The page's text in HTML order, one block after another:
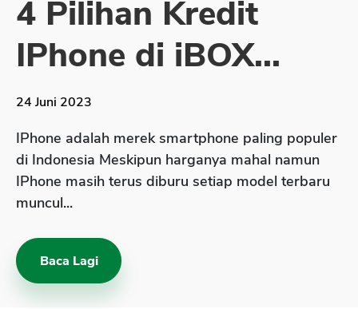
Sekuritas Saham
Bank Digital
Crypto
Assets Crypto
Exchange
Asuransi
Asuransi Jiwa
Asuransi Syariah
4 Pilihan Kredit
IPhone di iBOX...
24 Juni 2023
IPhone adalah merek smartphone paling populer
di Indonesia Meskipun harganya mahal namun
IPhone masih terus diburu setiap model terbaru
muncul...
Baca Lagi